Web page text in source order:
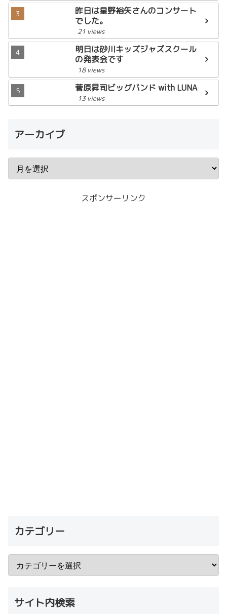
昨日は星野裕矢さんのコンサート
でした。
21 views
明日は砂川キッズジャズスクール
の発表会です
18 views
菅原昇司ビッグバンド with LUNA
13 views
アーカイブ
スポンサーリンク
カテゴリー
サイト内検索